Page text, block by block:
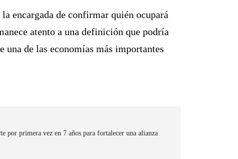
encargada de confirmar quién ocupará
atento a una definición que podría
de las economías más importantes
por primera vez en 7 años para fortalecer una alianza